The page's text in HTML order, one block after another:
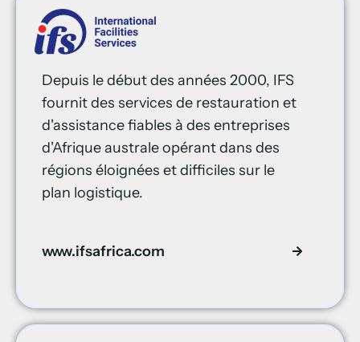
Depuis le début des années 2000, IFS
fournit des services de restauration et
d'assistance fiables à des entreprises
d'Afrique australe opérant dans des
régions éloignées et difficiles sur le
plan logistique.
www.ifsafrica.com